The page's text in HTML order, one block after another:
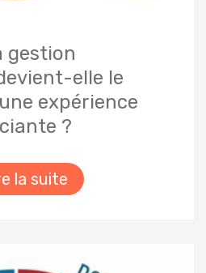
gestion
elle le
expérience
?
la suite